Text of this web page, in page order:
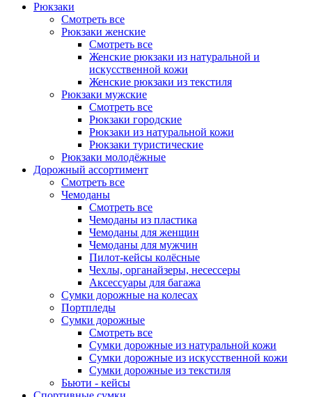
Рюкзаки
Смотреть все
Рюкзаки женские
Смотреть все
Женские рюкзаки из натуральной и
искусственной кожи
Женские рюкзаки из текстиля
Рюкзаки мужские
Смотреть все
Рюкзаки городские
Рюкзаки из натуральной кожи
Рюкзаки туристические
Рюкзаки молодёжные
Дорожный ассортимент
Смотреть все
Чемоданы
Смотреть все
Чемоданы из пластика
Чемоданы для женщин
Чемоданы для мужчин
Пилот-кейсы колёсные
Чехлы, органайзеры, несессеры
Аксессуары для багажа
Сумки дорожные на колесах
Портпледы
Сумки дорожные
Смотреть все
Сумки дорожные из натуральной кожи
Сумки дорожные из искусственной кожи
Сумки дорожные из текстиля
Бьюти - кейсы